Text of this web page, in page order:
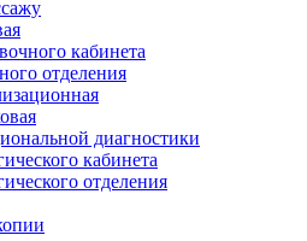
кабинета
отделения
диагностики
кабинета
отделения